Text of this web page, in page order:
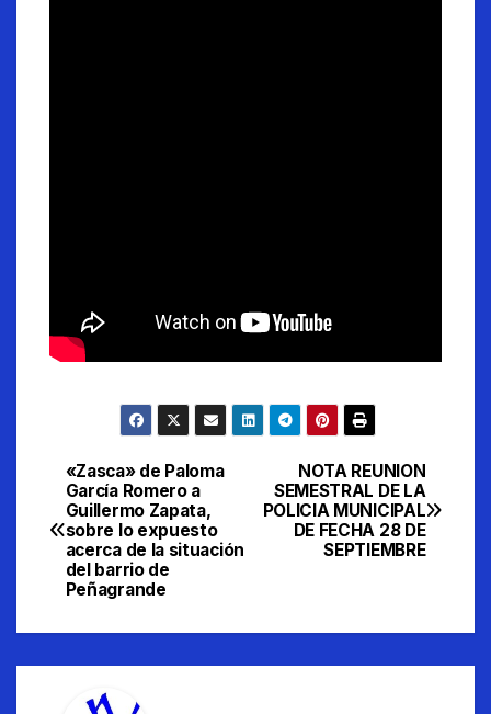
Navegación
de
entradas
NOTA REUNION
SEMESTRAL DE LA
POLICIA MUNICIPAL
DE FECHA 28 DE
SEPTIEMBRE
«Zasca» de Paloma
García Romero a
Guillermo Zapata,
sobre lo expuesto
acerca de la situación
del barrio de
Peñagrande